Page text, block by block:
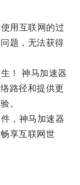
用互联网的过
题，无法获得
！ 神马加速器
路径和提供更
。
，神马加速器
享互联网世